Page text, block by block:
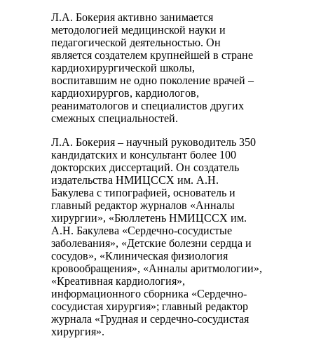
Л.А. Бокерия активно занимается
методологией медицинской науки и
педагогической деятельностью. Он
является создателем крупнейшей в стране
кардиохирургической школы,
воспитавшим не одно поколение врачей –
кардиохирургов, кардиологов,
реаниматологов и специалистов других
смежных специальностей.
Л.А. Бокерия – научный руководитель 350
кандидатских и консультант более 100
докторских диссертаций. Он создатель
издательства НМИЦССХ им. А.Н.
Бакулева с типографией, основатель и
главный редактор журналов «Анналы
хирургии», «Бюллетень НМИЦССХ им.
А.Н. Бакулева «Сердечно-сосудистые
заболевания», «Детские болезни сердца и
сосудов», «Клиническая физиология
кровообращения», «Анналы аритмологии»,
«Креативная кардиология»,
информационного сборника «Сердечно-
сосудистая хирургия»; главный редактор
журнала «Грудная и сердечно-сосудистая
хирургия».